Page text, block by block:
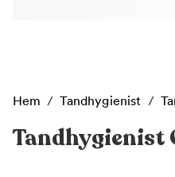
Hem / Tandhygienist /
Tandhygienist